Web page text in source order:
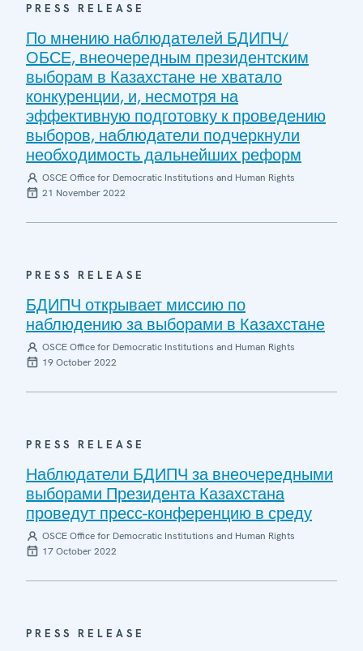
PRESS RELEASE
По мнению наблюдателей БДИПЧ/
ОБСЕ, внеочередным президентским
выборам в Казахстане не хватало
конкуренции, и, несмотря на
эффективную подготовку к проведению
выборов, наблюдатели подчеркнули
необходимость дальнейших реформ
OSCE Office for Democratic Institutions and Human Rights
21 November 2022
PRESS RELEASE
БДИПЧ открывает миссию по
наблюдению за выборами в Казахстане
OSCE Office for Democratic Institutions and Human Rights
19 October 2022
PRESS RELEASE
Наблюдатели БДИПЧ за внеочередными
выборами Президента Казахстана
проведут пресс-конференцию в среду
OSCE Office for Democratic Institutions and Human Rights
17 October 2022
PRESS RELEASE